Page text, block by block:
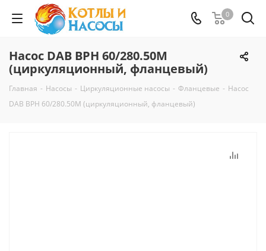
0
Насос DAB BPH 60/280.50M
(циркуляционный, фланцевый)
Главная - Насосы - Циркуляционные насосы - Фланцевые - Насос
DAB BPH 60/280.50M (циркуляционный, фланцевый)